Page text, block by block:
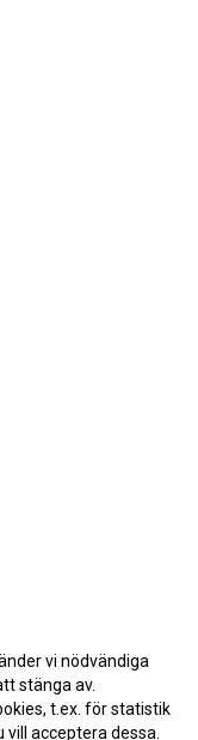
vi nödvändiga
stänga av.
t.ex. för statistik
acceptera dessa.